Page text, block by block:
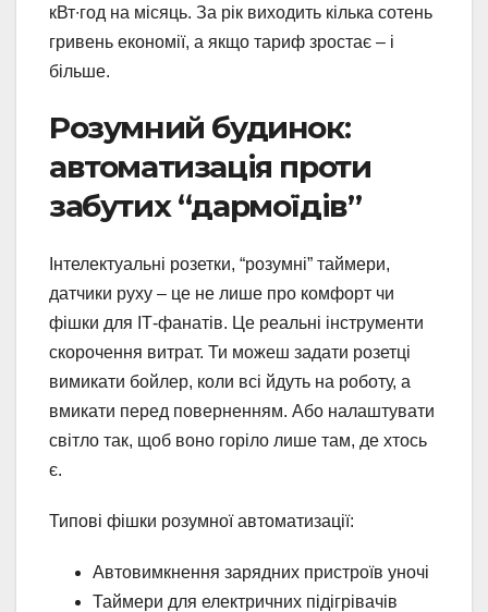
кВт∙год на місяць. За рік виходить кілька сотень
гривень економії, а якщо тариф зростає – і
більше.
Розумний будинок:
автоматизація проти
забутих “дармоїдів”
Інтелектуальні розетки, “розумні” таймери,
датчики руху – це не лише про комфорт чи
фішки для ІТ-фанатів. Це реальні інструменти
скорочення витрат. Ти можеш задати розетці
вимикати бойлер, коли всі йдуть на роботу, а
вмикати перед поверненням. Або налаштувати
світло так, щоб воно горіло лише там, де хтось
є.
Типові фішки розумної автоматизації:
Автовимкнення зарядних пристроїв уночі
Таймери для електричних підігрівачів